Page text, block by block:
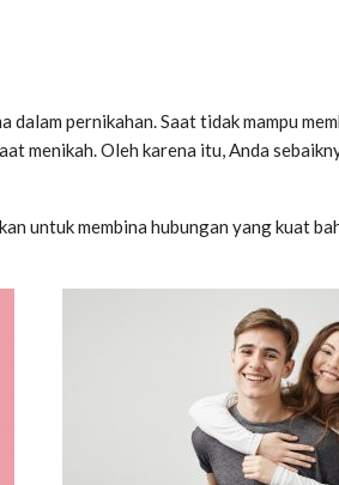
dalam pernikahan. Saat tidak mampu
menikah. Oleh karena itu, Anda
untuk membina hubungan yang kuat